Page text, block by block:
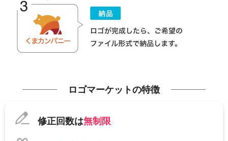
ロゴマーケットの特徴
修正回数は無制限